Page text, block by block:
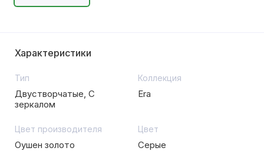
Характеристики
Тип
Двустворчатые, С
зеркалом
Коллекция
Era
Цвет производителя
Оушен золото
Цвет
Серые